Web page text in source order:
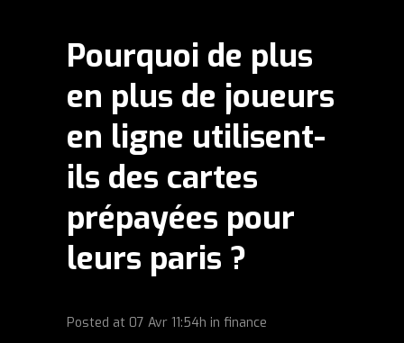
Pourquoi de plus
en plus de joueurs
en ligne utilisent-
ils des cartes
prépayées pour
leurs paris ?
Posted at 07 Avr 11:54h in finance